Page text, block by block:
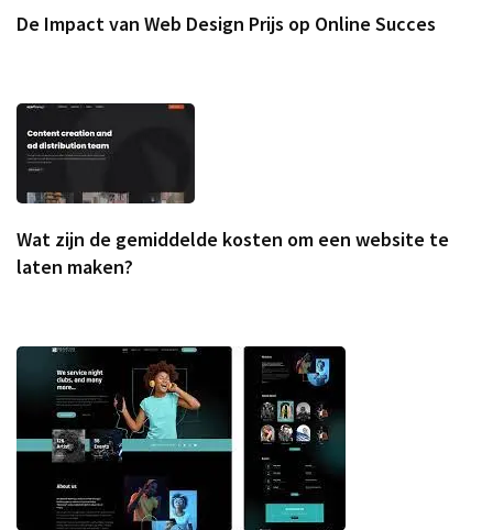
De Impact van Web Design Prijs op Online Succes
Wat zijn de gemiddelde kosten om een website te
laten maken?